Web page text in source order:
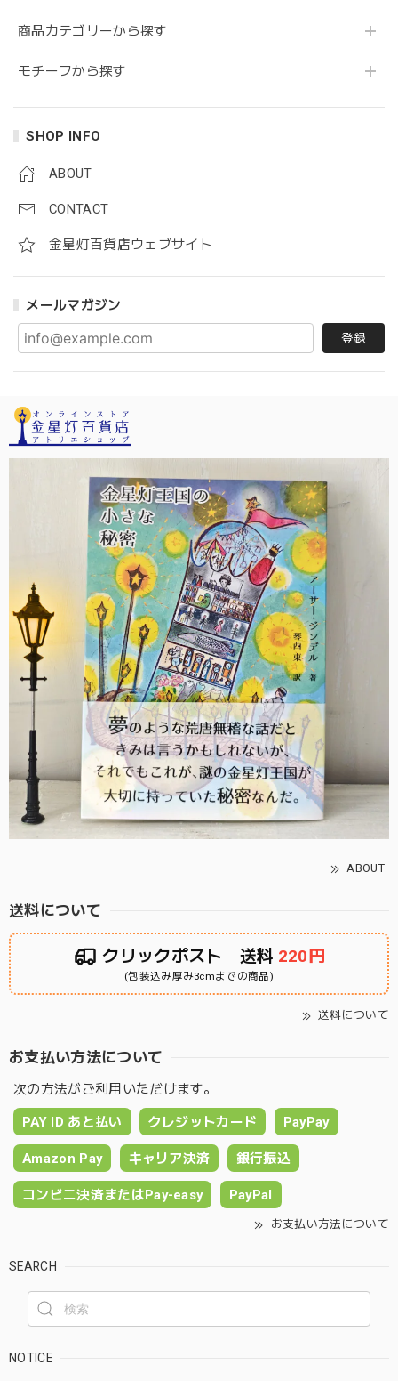
商品カテゴリーから探す
モチーフから探す
SHOP INFO
ABOUT
CONTACT
金星灯百貨店ウェブサイト
メールマガジン
登録
ABOUT
送料について
クリックポスト 送料 220円
(包装込み厚み3cmまでの商品)
送料について
お支払い方法について
次の方法がご利用いただけます。
PAY ID あと払い クレジットカード PayPay
Amazon Pay キャリア決済 銀行振込
コンビニ決済またはPay-easy PayPal
お支払い方法について
SEARCH
NOTICE